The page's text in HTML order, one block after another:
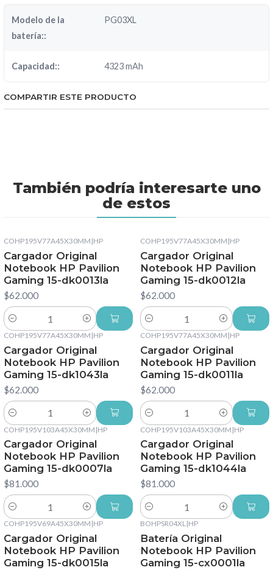
Modelo de la
batería::
PG03XL
Capacidad:: 4323 mAh
COMPARTIR ESTE PRODUCTO
También podría interesarte uno
de estos
COHP195V77A45X30MM |HP
Cargador Original
Notebook HP Pavilion
Gaming 15-dk0013la
$62.000
Cantidad
COHP195V77A45X30MM |HP
Cargador Original
Notebook HP Pavilion
Gaming 15-dk0012la
$62.000
Cantidad
COHP195V77A45X30MM |HP
Cargador Original
Notebook HP Pavilion
Gaming 15-dk1043la
$62.000
Cantidad
COHP195V77A45X30MM |HP
Cargador Original
Notebook HP Pavilion
Gaming 15-dk0011la
$62.000
Cantidad
COHP195V103A45X30MM |HP
Cargador Original
Notebook HP Pavilion
Gaming 15-dk0007la
$81.000
Cantidad
COHP195V103A45X30MM |HP
Cargador Original
Notebook HP Pavilion
Gaming 15-dk1044la
$81.000
Cantidad
COHP195V69A45X30MM |HP
Cargador Original
Notebook HP Pavilion
Gaming 15-dk0015la
BOHPSR04XL|HP
Batería Original
Notebook HP Pavilion
Gaming 15-cx0001la